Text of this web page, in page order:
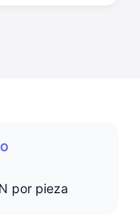
por pieza